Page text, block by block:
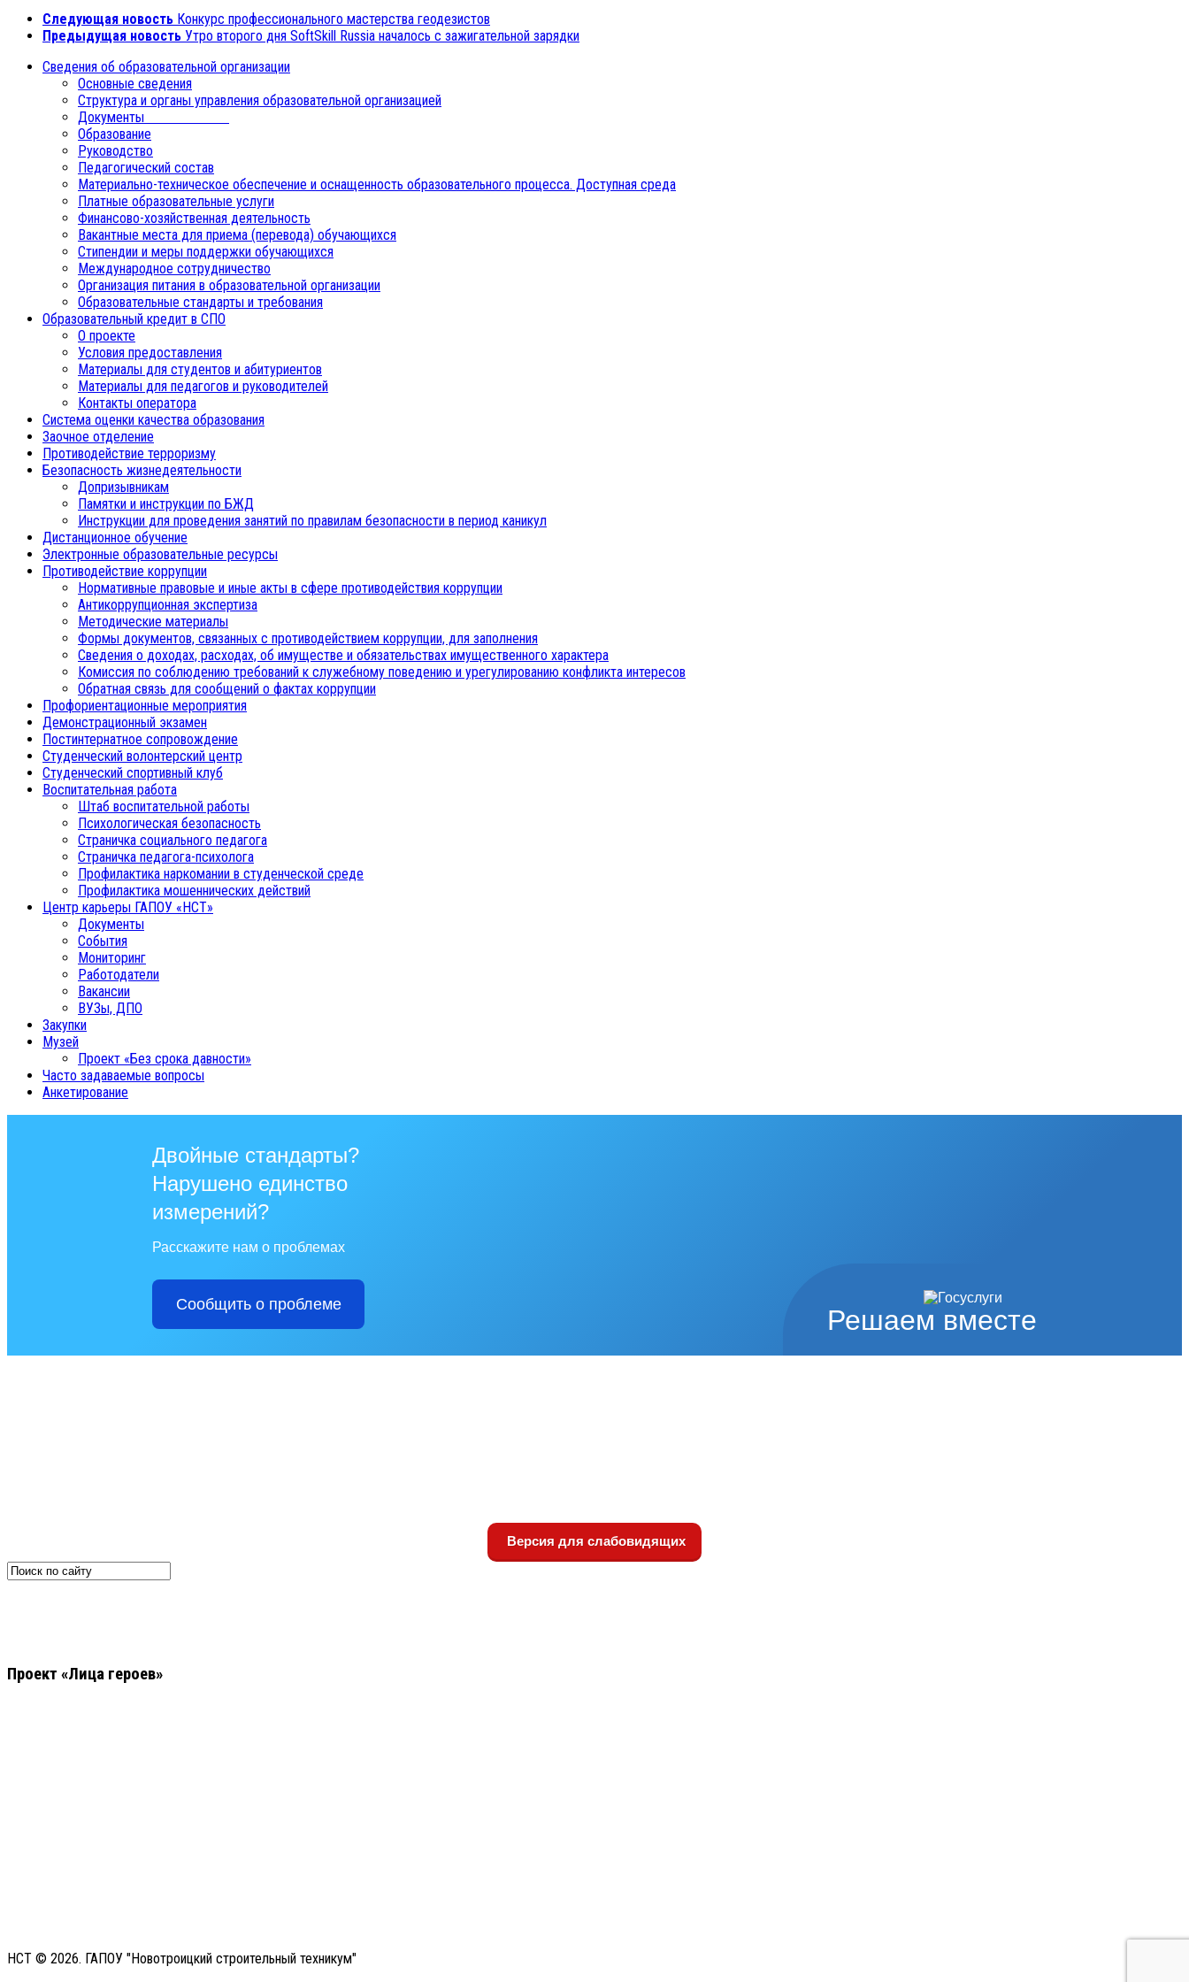
Следующая новость Конкурс профессионального мастерства геодезистов
Предыдущая новость Утро второго дня SoftSkill Russia началось с зажигательной зарядки
Сведения об образовательной организации
Основные сведения
Структура и органы управления образовательной организацией
Документы
Образование
Руководство
Педагогический состав
Материально-техническое обеспечение и оснащенность образовательного процесса. Доступная среда
Платные образовательные услуги
Финансово-хозяйственная деятельность
Вакантные места для приема (перевода) обучающихся
Стипендии и меры поддержки обучающихся
Международное сотрудничество
Организация питания в образовательной организации
Образовательные стандарты и требования
Образовательный кредит в СПО
О проекте
Условия предоставления
Материалы для студентов и абитуриентов
Материалы для педагогов и руководителей
Контакты оператора
Система оценки качества образования
Заочное отделение
Противодействие терроризму
Безопасность жизнедеятельности
Допризывникам
Памятки и инструкции по БЖД
Инструкции для проведения занятий по правилам безопасности в период каникул
Дистанционное обучение
Электронные образовательные ресурсы
Противодействие коррупции
Нормативные правовые и иные акты в сфере противодействия коррупции
Антикоррупционная экспертиза
Методические материалы
Формы документов, связанных с противодействием коррупции, для заполнения
Сведения о доходах, расходах, об имуществе и обязательствах имущественного характера
Комиссия по соблюдению требований к служебному поведению и урегулированию конфликта интересов
Обратная связь для сообщений о фактах коррупции
Профориентационные мероприятия
Демонстрационный экзамен
Постинтернатное сопровождение
Студенческий волонтерский центр
Студенческий спортивный клуб
Воспитательная работа
Штаб воспитательной работы
Психологическая безопасность
Страничка социального педагога
Страничка педагога-психолога
Профилактика наркомании в студенческой среде
Профилактика мошеннических действий
Центр карьеры ГАПОУ «НСТ»
Документы
События
Мониторинг
Работодатели
Вакансии
ВУЗы, ДПО
Закупки
Музей
Проект «Без срока давности»
Часто задаваемые вопросы
Анкетирование
Решаем вместе
Двойные стандарты?
Нарушено единство
измерений?
Расскажите нам о проблемах
Сообщить о проблеме
Версия для слабовидящих
Проект «Лица героев»
НСТ © 2026. ГАПОУ "Новотроицкий строительный техникум"